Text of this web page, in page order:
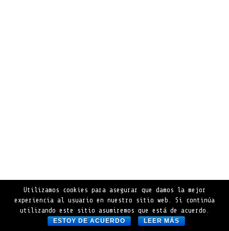
Utilizamos cookies para asegurar que damos la mejor
experiencia al usuario en nuestro sitio web. Si continúa
utilizando este sitio asumiremos que está de acuerdo.
ESTOY DE ACUERDO LEER MÁS